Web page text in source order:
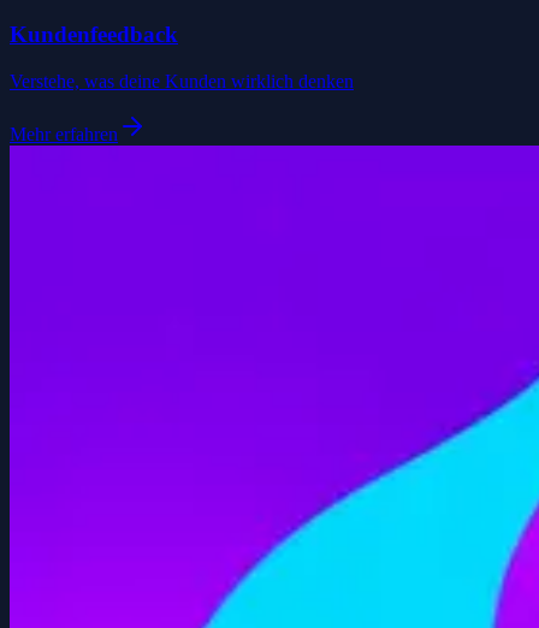
Kundenfeedback
Verstehe, was deine Kunden wirklich denken
Mehr erfahren